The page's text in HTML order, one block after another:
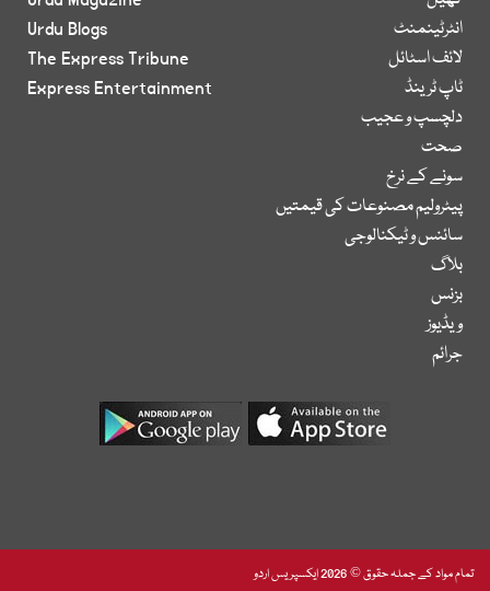
انٹرٹینمنٹ
لائف اسٹائل
ٹاپ ٹرینڈ
دلچسپ و عجیب
صحت
سونے کے نرخ
پیٹرولیم مصنوعات کی قیمتیں
سائنس و ٹیکنالوجی
بلاگ
بزنس
ویڈیوز
جرائم
Urdu Blogs
The Express Tribune
Express Entertainment
تمام مواد کے جملہ حقوق © 2026 ایکسپریس اردو